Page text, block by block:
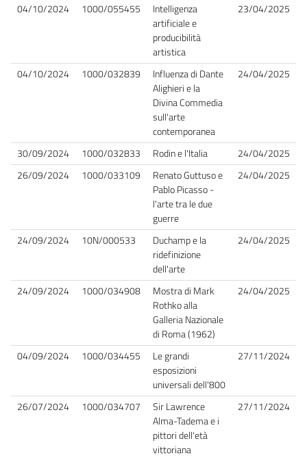
04/10/2024 1000/055455
Intelligenza
artificiale e
producibilità
artistica
23/04/2025
04/10/2024 1000/032839
Influenza di Dante
Alighieri e la
Divina Commedia
sull'arte
contemporanea
24/04/2025
30/09/2024 1000/032833 Rodin e l'Italia
24/04/2025
26/09/2024
1000/033109
Renato Guttuso e
Pablo Picasso -
l'arte tra le due
guerre
24/04/2025
24/09/2024 10N/000533
Duchamp e la
ridefinizione
dell'arte
24/04/2025
24/09/2024 1000/034908
Mostra di Mark
Rothko alla
Galleria Nazionale
di Roma (1962)
24/04/2025
04/09/2024 1000/034455
Le grandi
esposizioni
universali dell'800
27/11/2024
26/07/2024 1000/034707
Sir Lawrence
Alma-Tadema e i
pittori dell'età
vittoriana
27/11/2024